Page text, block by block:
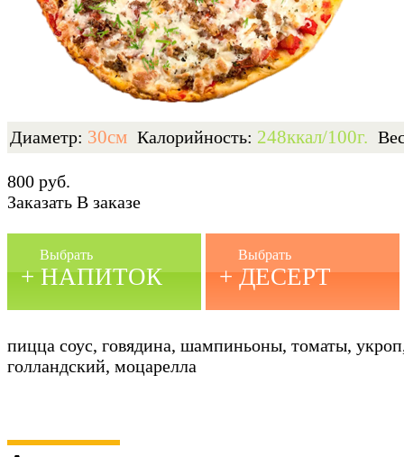
Диаметр: 30см Калорийность: 248ккал/100г.
800 руб.
Заказать В заказе
Выбрать
+ НАПИТОК
Выбрать
+ ДЕСЕРТ
пицца соус, говядина, шампиньоны, томаты,
голландский, моцарелла